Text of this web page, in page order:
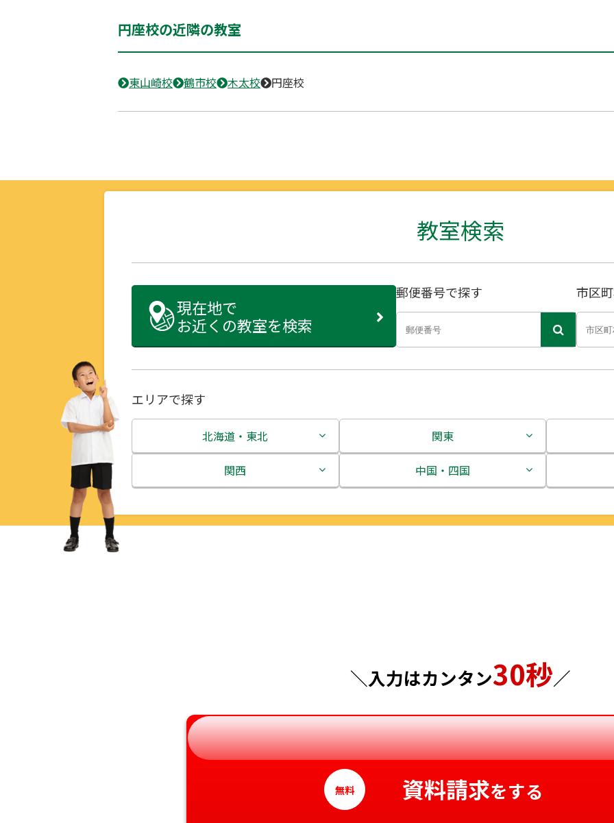
円座校の近隣の教室
東山崎校 鶴市校 木太校 円座校
教室検索
現在地で
お近くの教室を検索
郵便番号で探す 市区
エリアで探す
北海道・東北
北海道
関東
茨城県
神奈川県
関西
中国・四国
徳島県
愛媛県
＼入力はカンタン30秒／
無料 資料請求をする